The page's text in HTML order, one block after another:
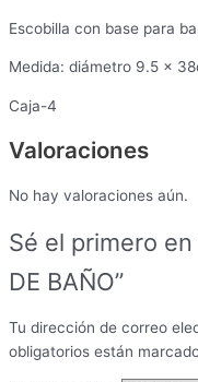
Escobilla con base para
Medida: diámetro 9.5 x
Caja-4
Valoraciones
No hay valoraciones aún.
Sé el primero en
DE BAÑO”
Tu dirección de correo
obligatorios están